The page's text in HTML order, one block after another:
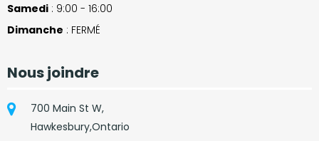
Samedi : 9:00 - 16:00
Dimanche : FERMÉ
Nous joindre
700 Main St W,
Hawkesbury,Ontario